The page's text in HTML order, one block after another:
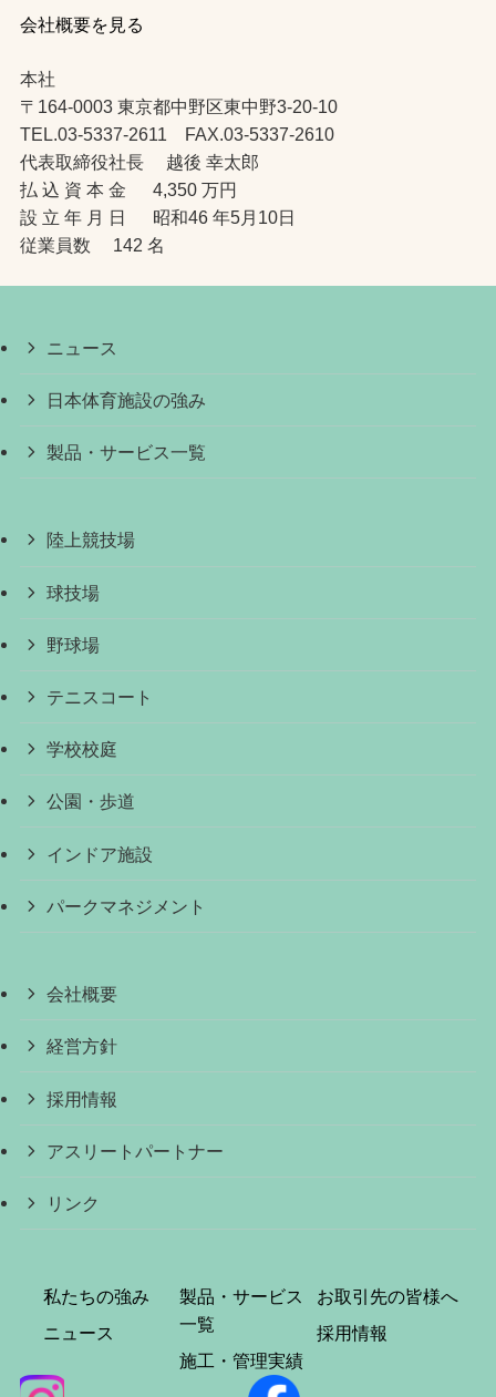
会社概要を見る
本社
〒164-0003 東京都中野区東中野3-20-10
TEL.03-5337-2611 FAX.03-5337-2610
代表取締役社長 越後 幸太郎
払 込 資 本 金 4,350 万円
設 立 年 月 日 昭和46 年5月10日
従業員数 142 名
ニュース
日本体育施設の強み
製品・サービス一覧
陸上競技場
球技場
野球場
テニスコート
学校校庭
公園・歩道
インドア施設
パークマネジメント
会社概要
経営方針
採用情報
アスリートパートナー
リンク
私たちの強み
ニュース
製品・サービス
一覧
施工・管理実績
お取引先の皆様へ
採用情報